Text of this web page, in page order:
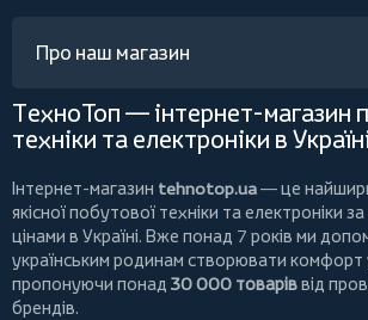
Про наш магазин
ТехноТоп — інтернет-магазин
техніки та електроніки в
Інтернет-магазин tehnotop.ua— це
якісної побутової техніки та електроніки
цінами в Україні. Вже понад 7 років ми
українським родинам створювати комфорт
пропонуючи понад 30 000 товаріввід
брендів.